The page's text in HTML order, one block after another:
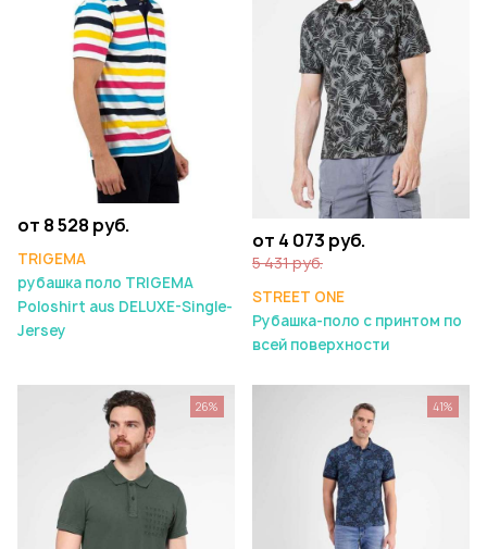
от 8 528 руб.
TRIGEMA
рубашка поло TRIGEMA
Poloshirt aus DELUXE-Single-
Jersey
от 4 073 руб.
5 431 руб.
STREET ONE
Рубашка-поло с принтом по
всей поверхности
26% 41%